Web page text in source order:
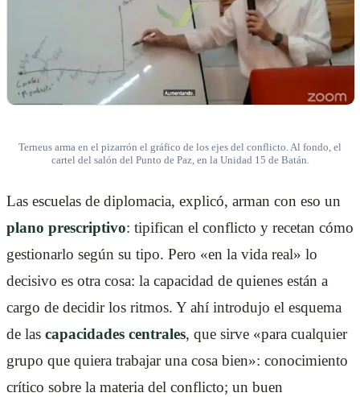
Terneus arma en el pizarrón el gráfico de los ejes del conflicto. Al fondo, el
cartel del salón del Punto de Paz, en la Unidad 15 de Batán.
Las escuelas de diplomacia, explicó, arman con eso un
plano prescriptivo: tipifican el conflicto y recetan cómo
gestionarlo según su tipo. Pero «en la vida real» lo
decisivo es otra cosa: la capacidad de quienes están a
cargo de decidir los ritmos. Y ahí introdujo el esquema
de las capacidades centrales, que sirve «para cualquier
grupo que quiera trabajar una cosa bien»: conocimiento
crítico sobre la materia del conflicto; un buen